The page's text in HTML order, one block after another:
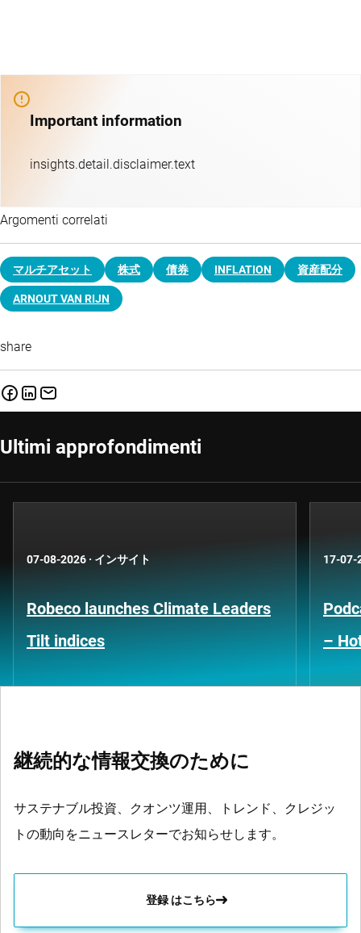
Important information
insights.detail.disclaimer.text
Argomenti correlati
マルチアセット 株式 債券 INFLATION 資産配分
ARNOUT VAN RIJN
share
Ultimi approfondimenti
07-08-2026 · インサイト
Robeco launches Climate Leaders
Tilt indices
17-07-
–
継続的な情報交換のために
サステナブル投資、クオンツ運用、トレンド、クレジッ
トの動向をニュースレターでお知らせします。
登録 はこちら